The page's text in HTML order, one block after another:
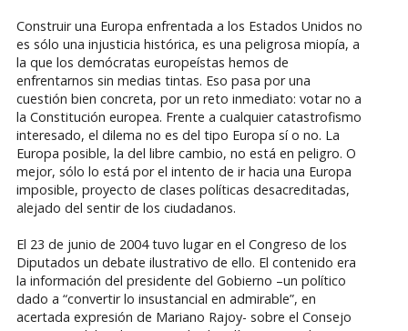
Construir una Europa enfrentada a los Estados Unidos no
es sólo una injusticia histórica, es una peligrosa miopía, a
la que los demócratas europeístas hemos de
enfrentarnos sin medias tintas. Eso pasa por una
cuestión bien concreta, por un reto inmediato: votar no a
la Constitución europea. Frente a cualquier catastrofismo
interesado, el dilema no es del tipo Europa sí o no. La
Europa posible, la del libre cambio, no está en peligro. O
mejor, sólo lo está por el intento de ir hacia una Europa
imposible, proyecto de clases políticas desacreditadas,
alejado del sentir de los ciudadanos.
El 23 de junio de 2004 tuvo lugar en el Congreso de los
Diputados un debate ilustrativo de ello. El contenido era
la información del presidente del Gobierno –un político
dado a “convertir lo insustancial en admirable”, en
acertada expresión de Mariano Rajoy- sobre el Consejo